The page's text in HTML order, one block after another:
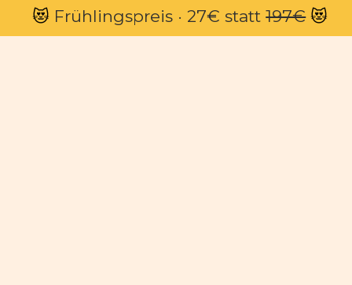
😻 Frühlingspreis · 27€ statt 197€ 😻